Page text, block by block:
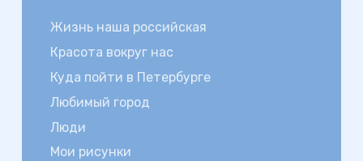
Жизнь наша российская
Красота вокруг нас
Куда пойти в Петербурге
Любимый город
Люди
Мои рисунки